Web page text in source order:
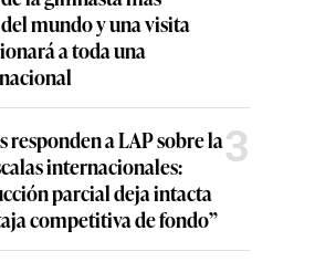
mundo y una visita
a toda una
responden a LAP sobre la
internacionales:
parcial deja intacta
competitiva de fondo”
3